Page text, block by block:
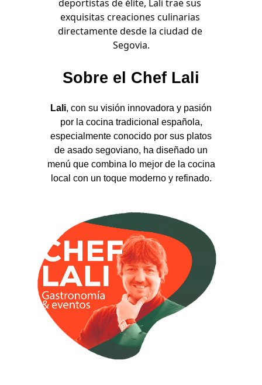
deportistas de élite, Lali trae sus
exquisitas creaciones culinarias
directamente desde la ciudad de
Segovia.
Sobre el Chef Lali
Lali, con su visión innovadora y pasión
por la cocina tradicional española,
especialmente conocido por sus platos
de asado segoviano, ha diseñado un
menú que combina lo mejor de la cocina
local con un toque moderno y refinado.